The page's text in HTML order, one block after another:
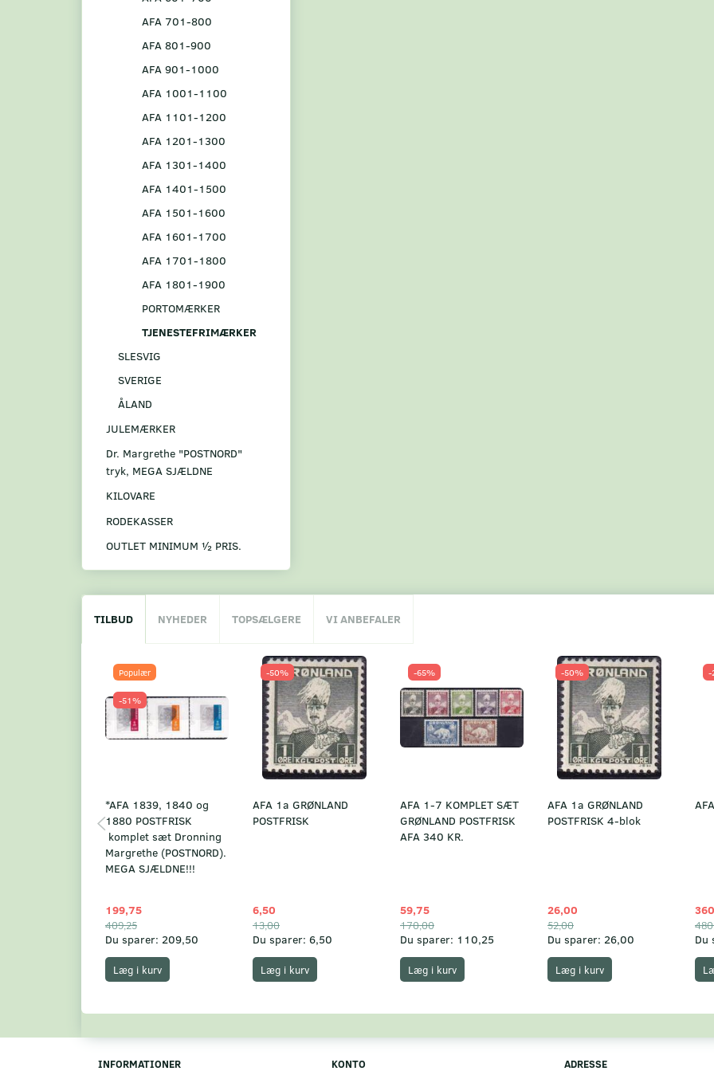
AFA 701-800
AFA 801-900
AFA 901-1000
AFA 1001-1100
AFA 1101-1200
AFA 1201-1300
AFA 1301-1400
AFA 1401-1500
AFA 1501-1600
AFA 1601-1700
AFA 1701-1800
AFA 1801-1900
PORTOMÆRKER
TJENESTEFRIMÆRKER
SLESVIG
SVERIGE
ÅLAND
JULEMÆRKER
Dr. Margrethe "POSTNORD"
tryk, MEGA SJÆLDNE
KILOVARE
RODEKASSER
OUTLET MINIMUM ½ PRIS.
TILBUD NYHEDER TOPSÆLGERE VI ANBEFALER
Populær
-51%
*AFA 1839, 1840 og
1880 POSTFRISK
komplet sæt Dronning
Margrethe (POSTNORD).
MEGA SJÆLDNE!!!
199,75
409,25
Du sparer: 209,50
Læg i kurv
-50%
AFA 1a GRØNLAND
POSTFRISK
6,50
13,00
Du sparer: 6,50
Læg i kurv
-65%
AFA 1-7 KOMPLET SÆT
GRØNLAND POSTFRISK
AFA 340 KR.
59,75
170,00
Du sparer: 110,25
Læg i kurv
-50%
AFA 1a GRØNLAND
POSTFRISK 4-blok
26,00
52,00
Du sparer: 26,00
Læg i kurv
-
Du
INFORMATIONER KONTO ADRESSE